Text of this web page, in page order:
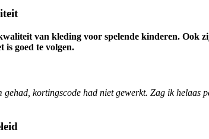
van kleding voor spelende kinderen.
is goed te volgen.
kortingscode had niet gewerkt. Zag ik helaas